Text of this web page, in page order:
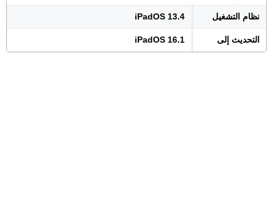
نظام التشغيل iPadOS 13.4
التحديث إلى iPadOS 16.1